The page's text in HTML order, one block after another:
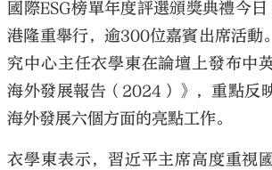
國際ESG榜單年度評選頒獎典禮今
港隆重舉行，逾300位嘉賓出席活動
究中心主任衣學東在論壇上發布中
海外發展報告（2024）》，重點反
海外發展六個方面的亮點工作。
衣學東表示，習近平主席高度重視